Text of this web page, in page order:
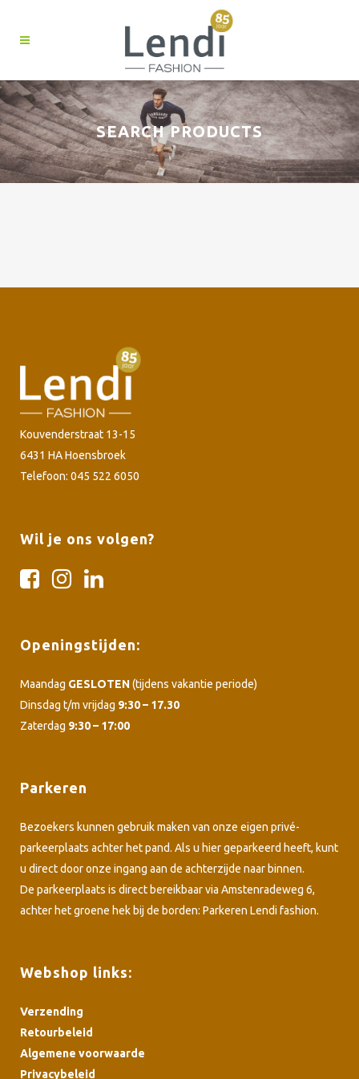
SEARCH PRODUCTS
Kouvenderstraat 13-15
6431 HA Hoensbroek
Telefoon: 045 522 6050
Wil je ons volgen?
Openingstijden:
Maandag GESLOTEN(tijdens vakantie periode)
Dinsdag t/m vrijdag 9:30 – 17.30
Zaterdag 9:30 – 17:00
Parkeren
Bezoekers kunnen gebruik maken van onze eigen privé-
parkeerplaats achter het pand. Als u hier geparkeerd heeft, kunt
u direct door onze ingang aan de achterzijde naar binnen.
De parkeerplaats is direct bereikbaar via Amstenradeweg 6,
achter het groene hek bij de borden: Parkeren Lendi fashion.
Webshop links:
Verzending
Retourbeleid
Algemene voorwaarde
Privacybeleid